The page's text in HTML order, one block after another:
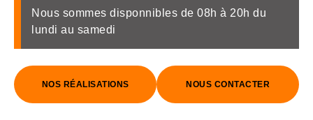
Nous sommes disponnibles de 08h à 20h du
lundi au samedi
NOS RÉALISATIONS NOUS CONTACTER